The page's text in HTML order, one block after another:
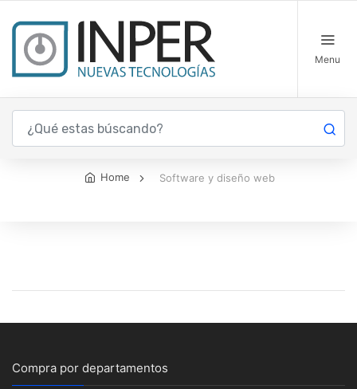
Menu
Software y diseño web
Home Software y diseño web
Compra por departamentos